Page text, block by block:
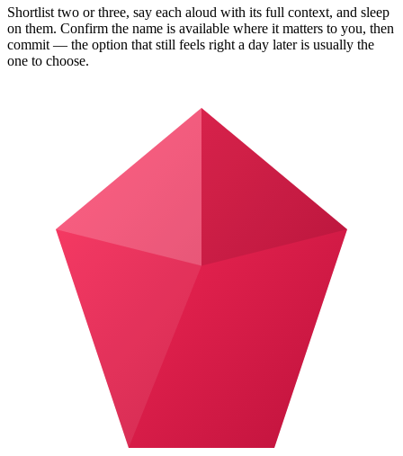
Shortlist two or three, say each aloud with its full context, and sleep
on them. Confirm the name is available where it matters to you, then
commit — the option that still feels right a day later is usually the
one to choose.